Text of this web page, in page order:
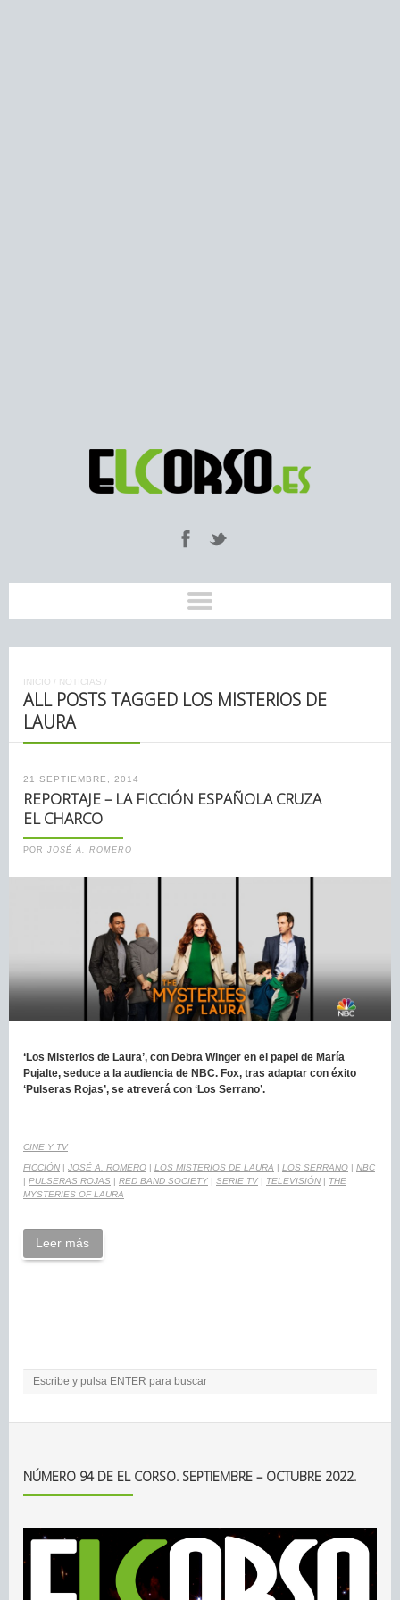
INICIO / NOTICIAS /
ALL POSTS TAGGED LOS MISTERIOS DE
LAURA
21 SEPTIEMBRE, 2014
REPORTAJE – LA FICCIÓN ESPAÑOLA CRUZA
EL CHARCO
POR JOSÉ A. ROMERO
‘Los Misterios de Laura’, con Debra Winger en el papel de María
Pujalte, seduce a la audiencia de NBC. Fox, tras adaptar con éxito
‘Pulseras Rojas’, se atreverá con ‘Los Serrano’.
CINE Y TV
FICCIÓN | JOSÉ A. ROMERO | LOS MISTERIOS DE LAURA | LOS SERRANO | NBC
| PULSERAS ROJAS | RED BAND SOCIETY | SERIE TV | TELEVISIÓN | THE
MYSTERIES OF LAURA
Leer más
NÚMERO 94 DE EL CORSO. SEPTIEMBRE – OCTUBRE 2022.